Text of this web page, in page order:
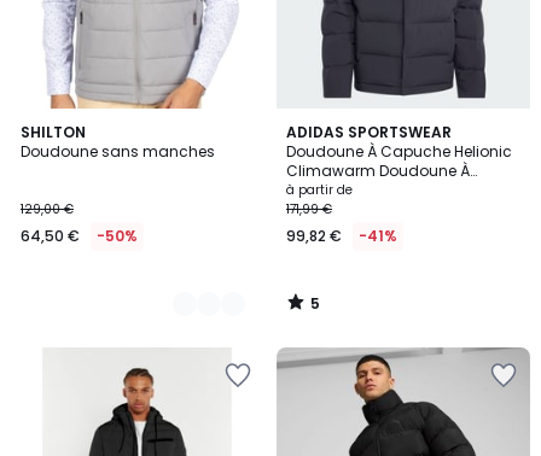
SHILTON
Doudoune sans manches
129,00 €
64,50 € -50%
3
Couleurs
ADIDAS SPORTSWEAR
Doudoune À Capuche Helionic
Climawarm Doudoune À
Capuche Helionic Climawarm
à partir de
171,99 €
99,82 € -41%
5
/
5
5
/